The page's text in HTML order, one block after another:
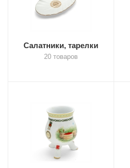
Салатники, тарелки
20 товаров